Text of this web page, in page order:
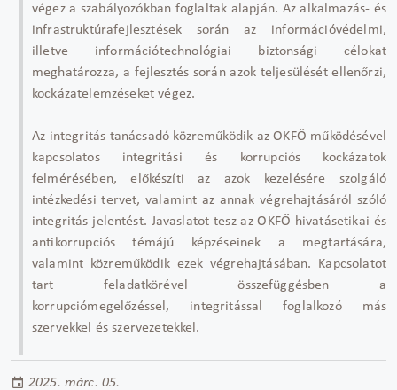
végez a szabályozókban foglaltak alapján. Az alkalmazás- és
infrastruktúrafejlesztések során az információvédelmi,
illetve információtechnológiai biztonsági célokat
meghatározza, a fejlesztés során azok teljesülését ellenőrzi,
kockázatelemzéseket végez.
Az integritás tanácsadó közreműködik az OKFŐ működésével
kapcsolatos integritási és korrupciós kockázatok
felmérésében, előkészíti az azok kezelésére szolgáló
intézkedési tervet, valamint az annak végrehajtásáról szóló
integritás jelentést. Javaslatot tesz az OKFŐ hivatásetikai és
antikorrupciós témájú képzéseinek a megtartására,
valamint közreműködik ezek végrehajtásában. Kapcsolatot
tart feladatkörével összefüggésben a
korrupciómegelőzéssel, integritással foglalkozó más
szervekkel és szervezetekkel.
2025. márc. 05.